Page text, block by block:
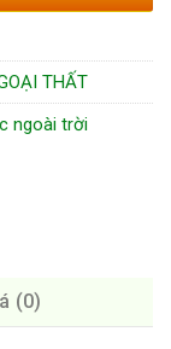
THẤT
ngoài trời
(0)